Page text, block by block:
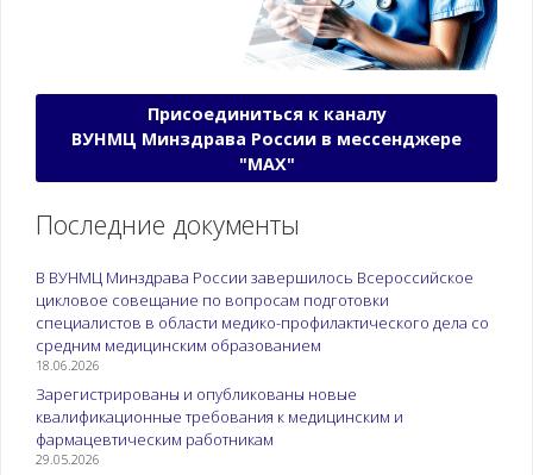
Присоединиться к каналу
ВУНМЦ Минздрава России в мессенджере
"МАХ"
Последние документы
В ВУНМЦ Минздрава России завершилось Всероссийское
цикловое совещание по вопросам подготовки
специалистов в области медико-профилактического дела со
средним медицинским образованием
18.06.2026
Зарегистрированы и опубликованы новые
квалификационные требования к медицинским и
фармацевтическим работникам
29.05.2026